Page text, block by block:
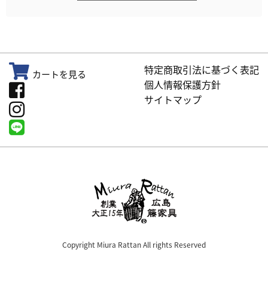
カートを見る
特定商取引法に基づく表記
個人情報保護方針
サイトマップ
Copyright Miura Rattan All rights Reserved